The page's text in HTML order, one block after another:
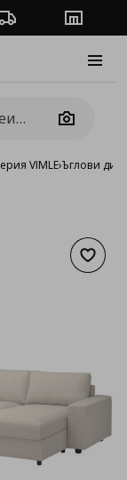
Проследяване на
Camera
VIMLE›Ъглови